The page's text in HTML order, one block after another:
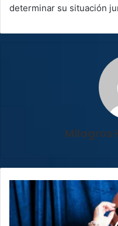
determinar su situación
Milagros
¡La
Maravilla
regresa!